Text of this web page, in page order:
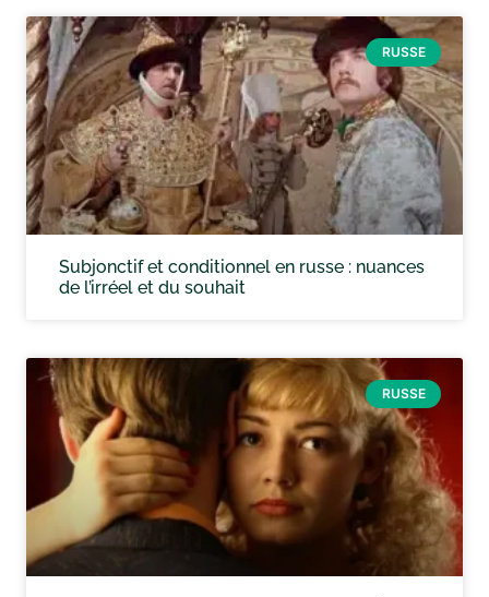
RUSSE
Subjonctif et conditionnel en russe : nuances
de l’irréel et du souhait
RUSSE